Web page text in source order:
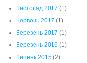
Листопад 2017 (1)
Червень 2017 (1)
Березень 2017 (1)
Березень 2016 (1)
Липень 2015 (2)